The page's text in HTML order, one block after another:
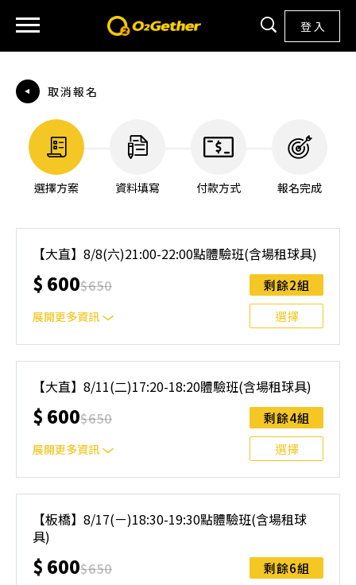
登 入
取消報名
選擇方案 資料填寫 付款方式 報名完成
【大直】8/8(六)21:00-22:00點體驗班(含場租球具)
$ 600$650
展開更多資訊
剩餘2組
選擇
制。歡迎邀請親友一同報名參加，享受團體運動樂趣！ 如
人數未達開班門檻，或因天候不佳無法如期舉行，POA將視
情況安排延期或併班處理。 ⚠️ 報名完成後，如因天候因素
無法上課，僅提供課程延期選項，恕不退費，請參閱【報名
與課程異動規則】。報名後視為您已同意上述規則。
【大直】8/11(二)17:20-18:20體驗班(含場租球具)
$ 600$650
展開更多資訊
剩餘4組
選擇
制。歡迎邀請親友一同報名參加，享受團體運動樂趣！ 如
人數未達開班門檻，或因天候不佳無法如期舉行，POA將視
情況安排延期或併班處理。 ⚠️ 報名完成後，如因天候因素
無法上課，僅提供課程延期選項，恕不退費，請參閱【報名
與課程異動規則】。報名後視為您已同意上述規則。
【板橋】8/17(ㄧ)18:30-19:30點體驗班(含場租球
具)
$ 600$650
剩餘6組